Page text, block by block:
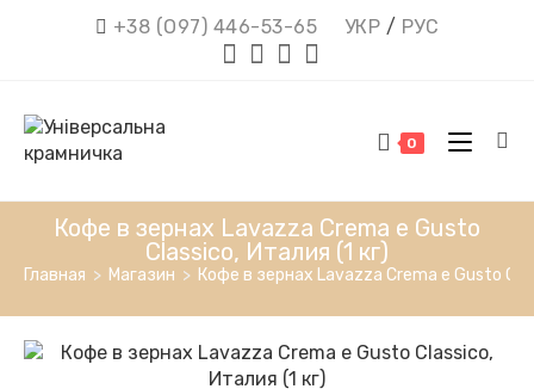
+38 (О97) 446-53-65 УКР / РУС
0
Кофе в зернах Lavazza Crema e Gusto
Classico, Италия (1 кг)
Главная > Магазин > Кофе в зернах Lavazza Crema e Gusto